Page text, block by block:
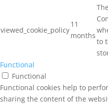
viewed_cookie_policy
11
months
to
Functional
Functional
Functional cookies help to
sharing the content of the